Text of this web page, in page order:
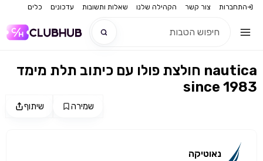
התחברות צור קשר הקהילה שלנו שאלות ותשובות עדכונים כלים
שיתוף שמירה
חולצת פולו עם כיתוב תלת מימד nautica
since 1983
נאוטיקה